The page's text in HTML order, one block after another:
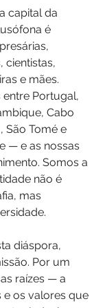
capital da
é
cientistas,
e mães.
Portugal,
Cabo
São Tomé e
— e as nossas
Somos a
não é
mas
diáspora,
Por um
raízes — a
os valores que